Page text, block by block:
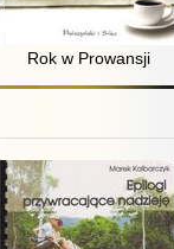
Rok w Prowansji